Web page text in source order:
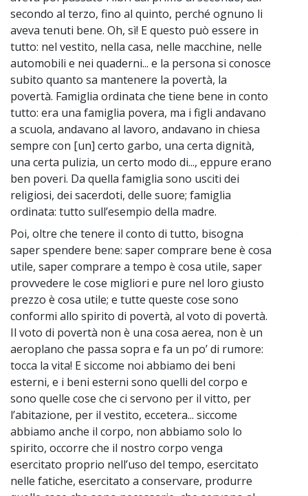
secondo al terzo, fino al quinto, perché ognuno li
aveva tenuti bene. Oh, sì! E questo può essere in
tutto: nel vestito, nella casa, nelle macchine, nelle
automobili e nei quaderni... e la persona si conosce
subito quanto sa mantenere la povertà, la
povertà. Famiglia ordinata che tiene bene in conto
tutto: era una famiglia povera, ma i figli andavano
a scuola, andavano al lavoro, andavano in chiesa
sempre con [un] certo garbo, una certa dignità,
una certa pulizia, un certo modo di..., eppure erano
ben poveri. Da quella famiglia sono usciti dei
religiosi, dei sacerdoti, delle suore; famiglia
ordinata: tutto sull’esempio della madre.
Poi, oltre che tenere il conto di tutto, bisogna
saper spendere bene: saper comprare bene è cosa
utile, saper comprare a tempo è cosa utile, saper
provvedere le cose migliori e pure nel loro giusto
prezzo è cosa utile; e tutte queste cose sono
conformi allo spirito di povertà, al voto di povertà.
Il voto di povertà non è una cosa aerea, non è un
aeroplano che passa sopra e fa un po’ di rumore:
tocca la vita! E siccome noi abbiamo dei beni
esterni, e i beni esterni sono quelli del corpo e
sono quelle cose che ci servono per il vitto, per
l’abitazione, per il vestito, eccetera... siccome
abbiamo anche il corpo, non abbiamo solo lo
spirito, occorre che il nostro corpo venga
esercitato proprio nell’uso del tempo, esercitato
nelle fatiche, esercitato a conservare, produrre